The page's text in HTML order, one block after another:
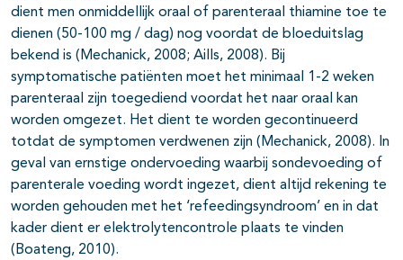
dient men onmiddellijk oraal of parenteraal thiamine toe te
dienen (50-100 mg / dag) nog voordat de bloeduitslag
bekend is (Mechanick, 2008; Aills, 2008). Bij
symptomatische patiënten moet het minimaal 1-2 weken
parenteraal zijn toegediend voordat het naar oraal kan
worden omgezet. Het dient te worden gecontinueerd
totdat de symptomen verdwenen zijn (Mechanick, 2008). In
geval van ernstige ondervoeding waarbij sondevoeding of
parenterale voeding wordt ingezet, dient altijd rekening te
worden gehouden met het ‘refeedingsyndroom’ en in dat
kader dient er elektrolytencontrole plaats te vinden
(Boateng, 2010).